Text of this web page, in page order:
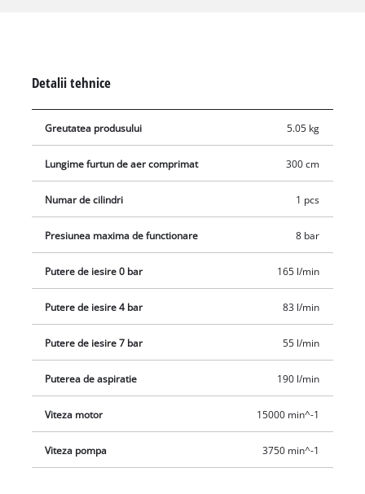
lucru. Gama Einhell ofera o gama larga de accesorii practice
pentru compresoare. Compresorul tip valiza usor manevrabil
atinge o presiune maxima de 8 bar si impresioneaza cu o
intretinere. Designul compact si usor il face usor de
transportat. Pentru depozitare, compresorul valiza necesita
putin spatiu. Integrate pe carcasa sunt un compartiment de
depozitare pentru furtun si acul adaptorului de refulare,
precum si o cutie de depozitare suplimentara pentru
adaptoare. Infasuratorul de cablu se afla, de asemenea, direct
de 3 metri cu cuplaj rapid, un ac adaptor de suflare cu
manometru pentru umflarea anvelopelor si un set de
adaptoare din 3 piese.
Detalii tehnice
Greutatea produsului 5.05 kg
Lungime furtun de aer comprimat 300 cm
Numar de cilindri 1 pcs
Presiunea maxima de functionare 8 bar
Putere de iesire 0 bar 165 l/min
Putere de iesire 4 bar 83 l/min
Putere de iesire 7 bar 55 l/min
Puterea de aspiratie 190 l/min
Viteza motor 15000 min^-1
Viteza pompa 3750 min^-1